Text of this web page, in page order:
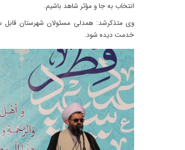
انتخاب به جا و مؤثر شاهد باشیم.
وی متذکرشد: همدلی مسئولان شهرستان قابل
خدمت دیده شود.